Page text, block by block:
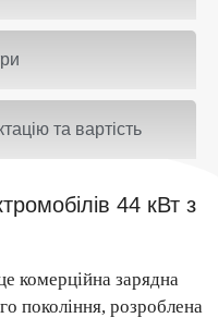
та вартість
44 кВт з
комерційна зарядна
покоління, розроблена